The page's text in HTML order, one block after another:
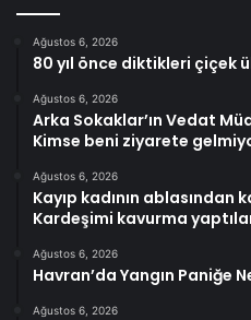
Ağustos 6, 2026
80 yıl önce diktikleri çiçek
Ağustos 6, 2026
Arka Sokaklar’ın Vedat
Kimse beni ziyarete
Ağustos 6, 2026
Kayıp kadının ablasından
Kardeşimi kavurma
Ağustos 6, 2026
Havran’da Yangın Paniğe
Ağustos 6, 2026